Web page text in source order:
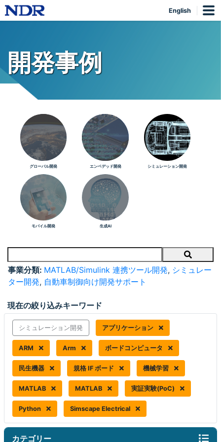
English
開発事例
グローバル開発 エンベデッド開発 シミュレーション開発
モバイル開発 生成AI
Search
事業分類: MATLAB/Simulink 連携ツール開発, シミュレー
ター開発, 自動車制御向け開発サポート
現在の絞り込みキーワード
シミュレーション開発 アプリケーション
ARM Arm ボードコンピュータ
民生機器 規格 IF ボード 機械学習
MATLAB MATLAB 実証実験(PoC)
Python Simscape Electrical
カテゴリー